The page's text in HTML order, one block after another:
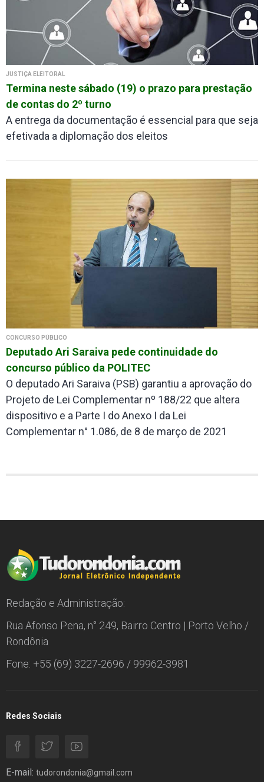
JUSTIÇA ELEITORAL
Termina neste sábado (19) o prazo para prestação
de contas do 2º turno
A entrega da documentação é essencial para que seja
efetivada a diplomação dos eleitos
CONCURSO PÚBLICO
Deputado Ari Saraiva pede continuidade do
concurso público da POLITEC
O deputado Ari Saraiva (PSB) garantiu a aprovação do
Projeto de Lei Complementar nº 188/22 que altera
dispositivo e a Parte I do Anexo I da Lei
Complementar n° 1.086, de 8 de março de 2021
Redação e Administração:
Rua Afonso Pena, n° 249, Bairro Centro | Porto Velho /
Rondônia
Fone: +55 (69) 3227-2696 / 99962-3981
Redes Sociais
E-mail: tudorondonia@gmail.com